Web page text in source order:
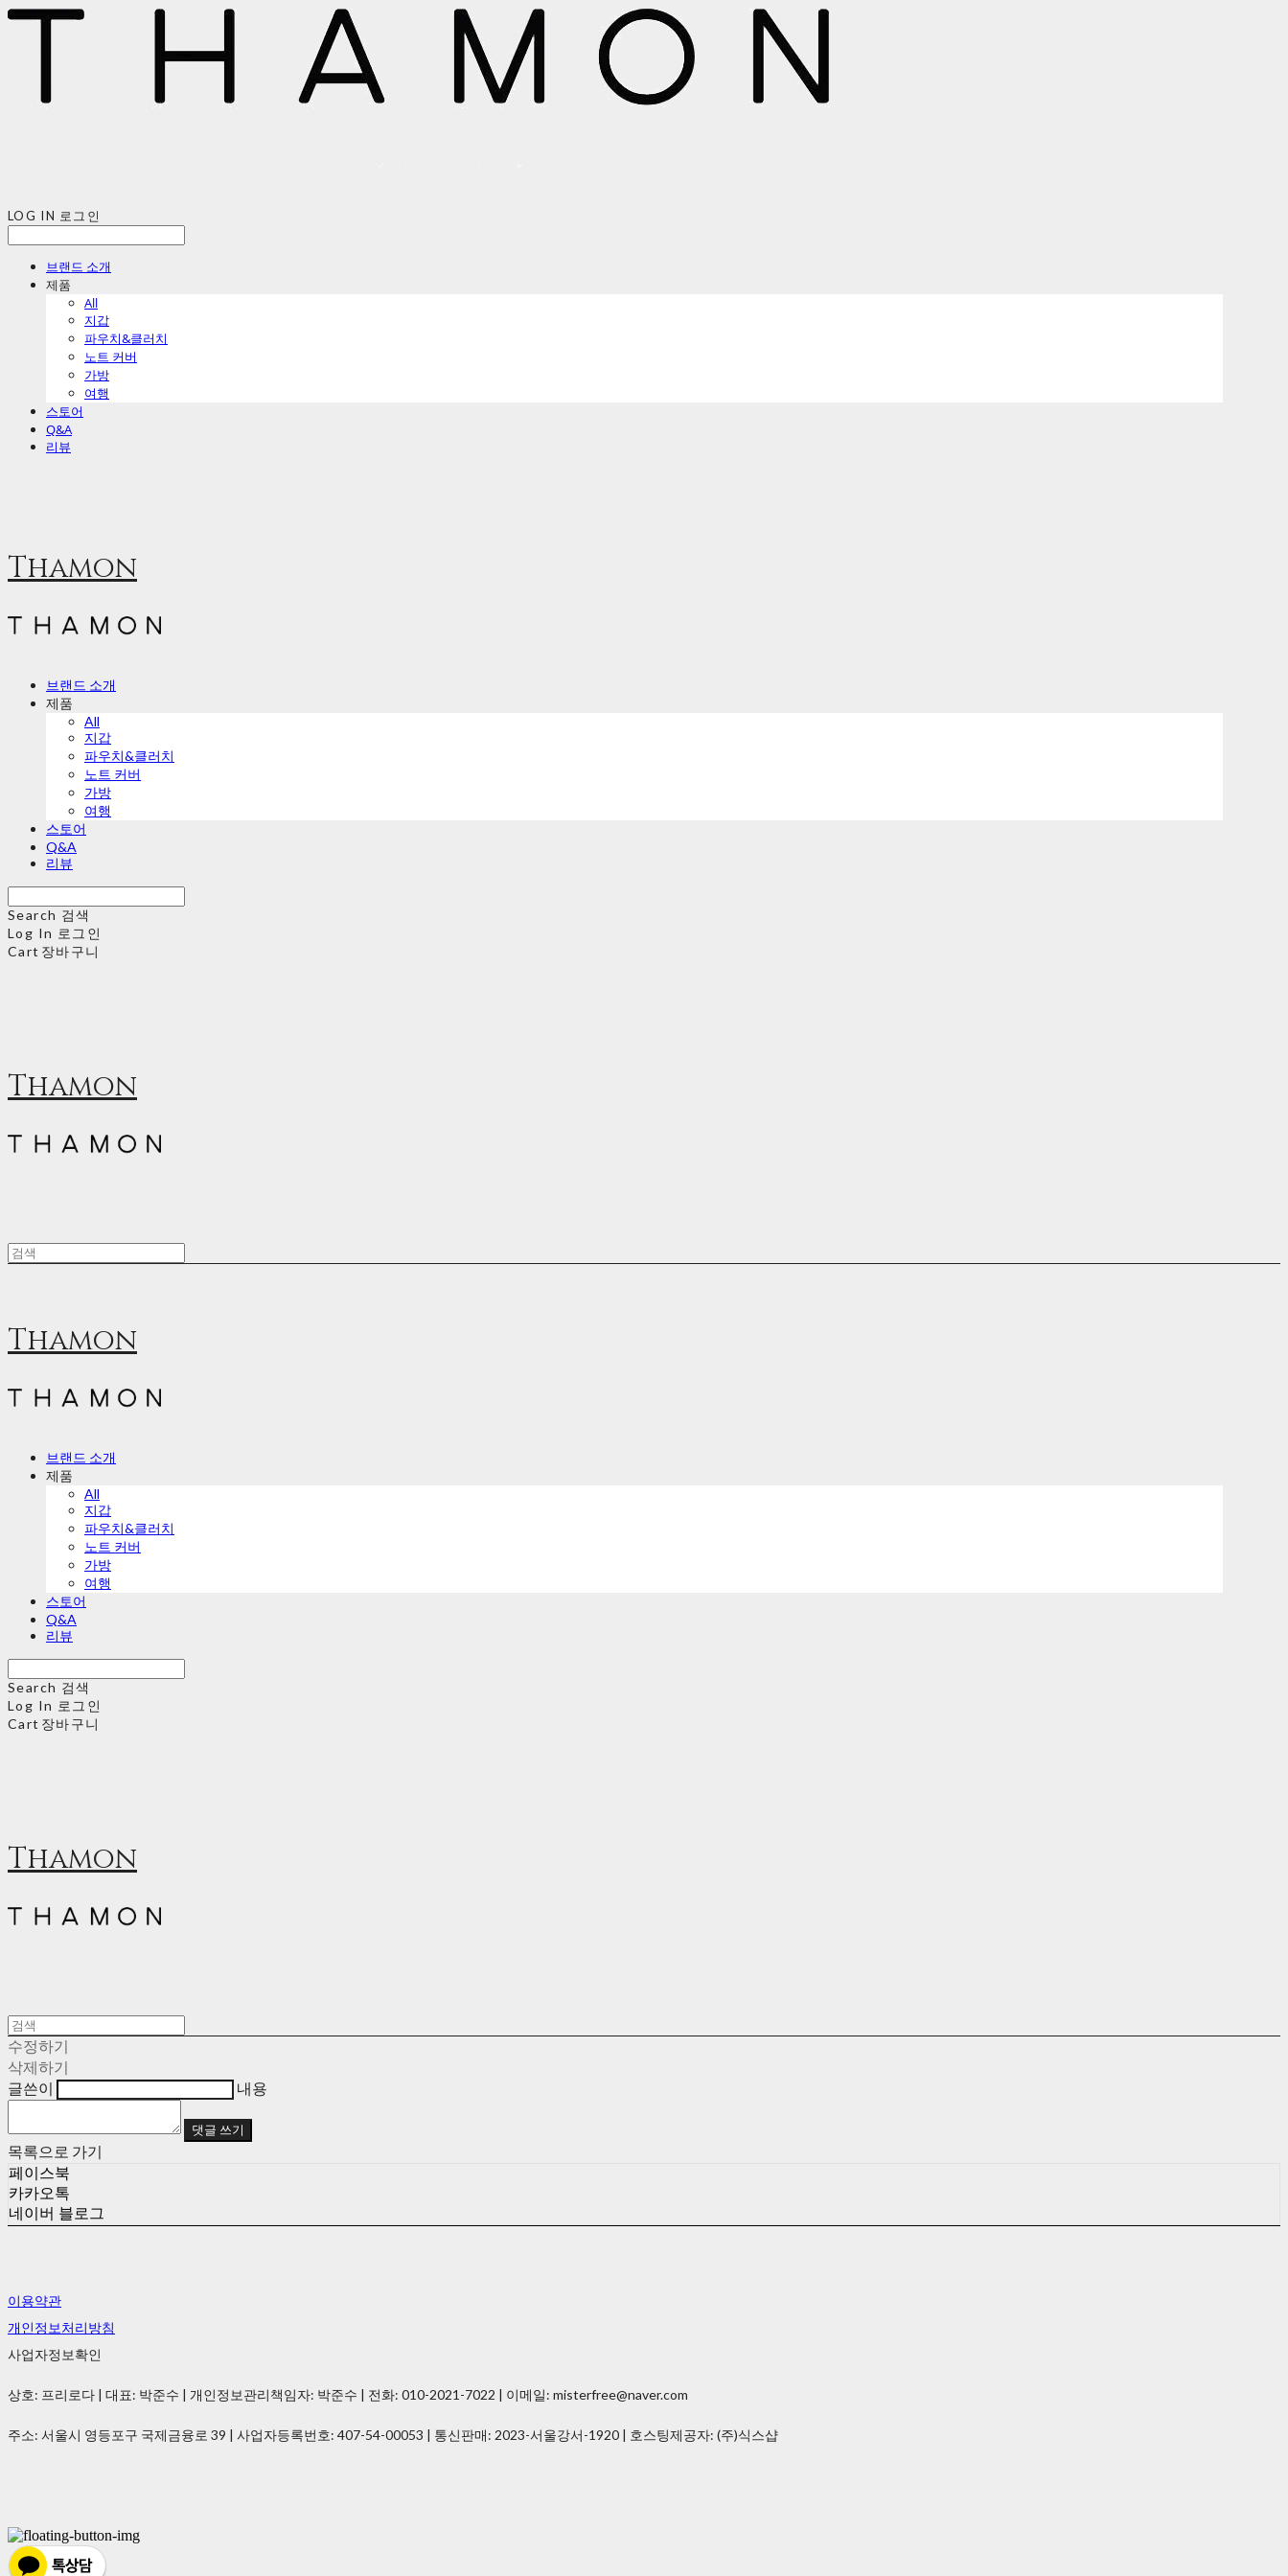
LOG IN 로그인
브랜드 소개
제품
All
지갑
파우치&클러치
노트 커버
가방
여행
스토어
Q&A
리뷰
Thamon
브랜드 소개
제품
All
지갑
파우치&클러치
노트 커버
가방
여행
스토어
Q&A
리뷰
Search 검색
Log In 로그인
Cart 장바구니
Thamon
Thamon
브랜드 소개
제품
All
지갑
파우치&클러치
노트 커버
가방
여행
스토어
Q&A
리뷰
Search 검색
Log In 로그인
Cart 장바구니
Thamon
수정하기
삭제하기
글쓴이
내용
댓글 쓰기
목록으로 가기
페이스북
카카오톡
네이버 블로그
이용약관
개인정보처리방침
사업자정보확인
상호: 프리로다 | 대표: 박준수 | 개인정보관리책임자: 박준수 | 전화: 010-2021-7022 | 이메일: misterfree@naver.com
주소: 서울시 영등포구 국제금융로 39 | 사업자등록번호: 407-54-00053 | 통신판매: 2023-서울강서-1920 | 호스팅제공자: (주)식스샵